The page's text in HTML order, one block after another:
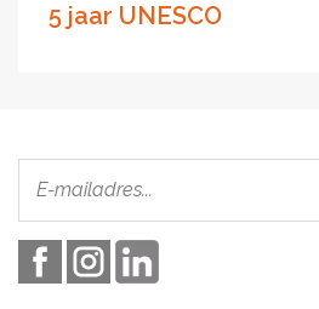
5 jaar UNESCO